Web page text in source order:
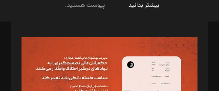
بیشتر بدانید
پیوست هستید.
مدیر مسئول: محمدباقر اثنی‌عشری
سردبیر: مهرک محمودی
دبیر تحریریه: میثم قاسمی
د‌بیر ناداستان: سمانه سمیع